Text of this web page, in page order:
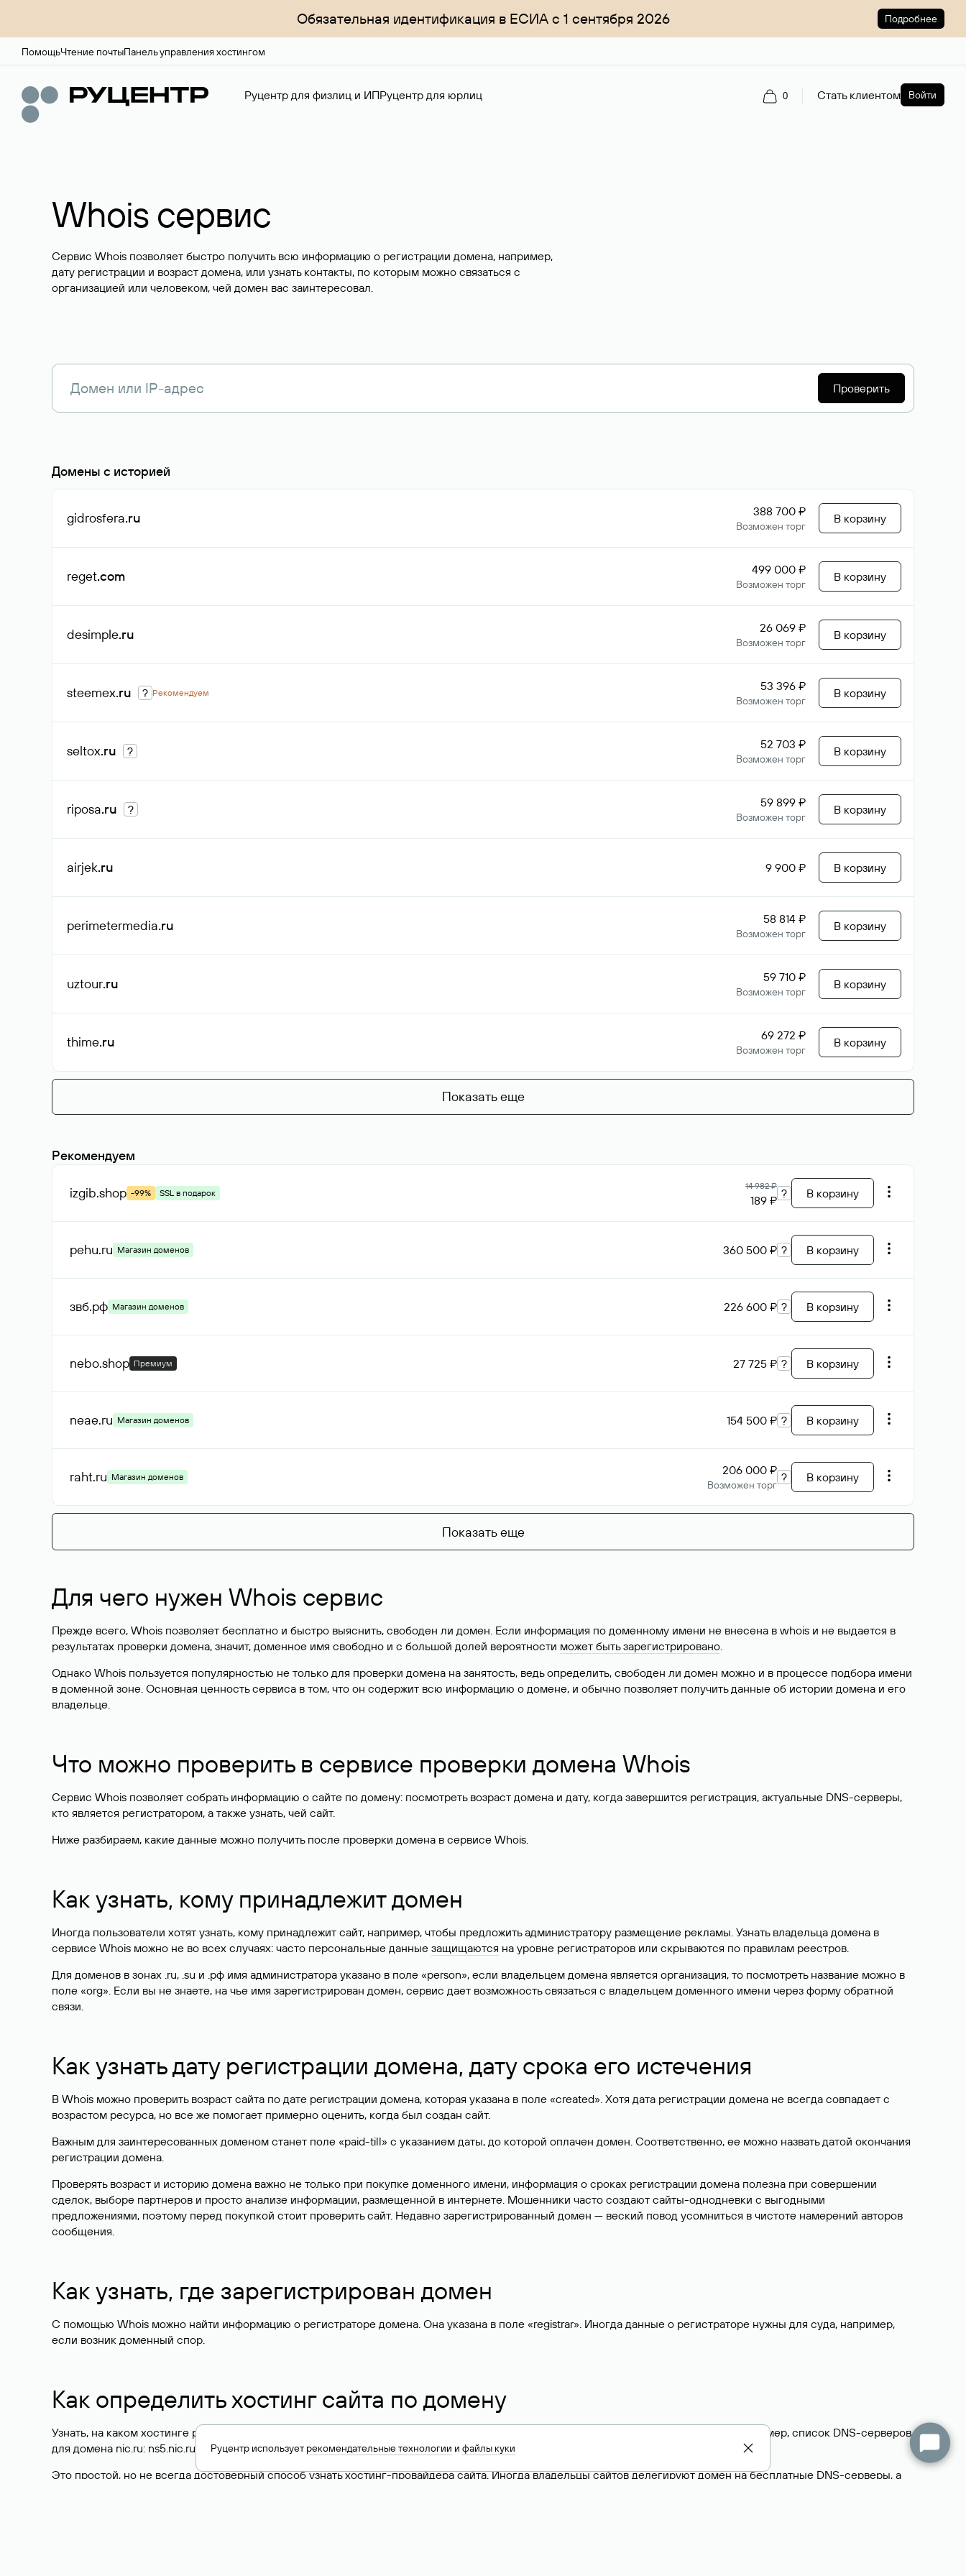
Обязательная идентификация в ЕСИА с 1 сентября 2026 Подробнее
ПомощьЧтение почтыПанель управления хостингом
Руцентр для физлиц и ИПРуцентр для юрлиц 0 Стать клиентом Войти
Whois сервис
Сервис Whois позволяет быстро получить всю информацию о регистрации домена, например,
дату регистрации и возраст домена, или узнать контакты, по которым можно связаться с
организацией или человеком, чей домен вас заинтересовал.
Проверить
Домены с историей
gidrosfera.ru 388 700 ₽
Возможен торг
В корзину
reget.com 499 000 ₽
Возможен торг
В корзину
desimple.ru 26 069 ₽
Возможен торг
В корзину
steemex.ru ? Рекомендуем 53 396 ₽
Возможен торг
В корзину
seltox.ru ? 52 703 ₽
Возможен торг
В корзину
riposa.ru ? 59 899 ₽
Возможен торг
В корзину
airjek.ru 9 900 ₽ В корзину
perimetermedia.ru 58 814 ₽
Возможен торг
В корзину
uztour.ru 59 710 ₽
Возможен торг
В корзину
thime.ru 69 272 ₽
Возможен торг
В корзину
Показать еще
Рекомендуем
izgib.shop -99% SSL в подарок
14 982 ₽
189 ₽ ? В корзину
pehu.ru Магазин доменов 360 500 ₽ ? В корзину
звб.рф Магазин доменов 226 600 ₽ ? В корзину
nebo.shop Премиум 27 725 ₽ ? В корзину
neae.ru Магазин доменов 154 500 ₽ ? В корзину
raht.ru Магазин доменов 206 000 ₽
Возможен торг
? В корзину
Показать еще
Для чего нужен Whois сервис
Прежде всего, Whois позволяет бесплатно и быстро выяснить, свободен ли домен. Если информация по доменному имени не внесена в whois и не выдается в
результатах проверки домена, значит, доменное имя свободно и с большой долей вероятности может быть зарегистрировано.
Однако Whois пользуется популярностью не только для проверки домена на занятость, ведь определить, свободен ли домен можно и в процессе подбора имени
в доменной зоне. Основная ценность сервиса в том, что он содержит всю информацию о домене, и обычно позволяет получить данные об истории домена и его
владельце.
Что можно проверить в сервисе проверки домена Whois
Сервис Whois позволяет собрать информацию о сайте по домену: посмотреть возраст домена и дату, когда завершится регистрация, актуальные DNS-серверы,
кто является регистратором, а также узнать, чей сайт.
Ниже разбираем, какие данные можно получить после проверки домена в сервисе Whois.
Как узнать, кому принадлежит домен
Иногда пользователи хотят узнать, кому принадлежит сайт, например, чтобы предложить администратору размещение рекламы. Узнать владельца домена в
сервисе Whois можно не во всех случаях: часто персональные данные защищаются на уровне регистраторов или скрываются по правилам реестров.
Для доменов в зонах .ru, .su и .рф имя администратора указано в поле «person», если владельцем домена является организация, то посмотреть название можно в
поле «org». Если вы не знаете, на чье имя зарегистрирован домен, сервис дает возможность связаться с владельцем доменного имени через форму обратной
связи.
Как узнать дату регистрации домена, дату срока его истечения
В Whois можно проверить возраст сайта по дате регистрации домена, которая указана в поле «created». Хотя дата регистрации домена не всегда совпадает с
возрастом ресурса, но все же помогает примерно оценить, когда был создан сайт.
Важным для заинтересованных доменом станет поле «paid-till» с указанием даты, до которой оплачен домен. Соответственно, ее можно назвать датой окончания
регистрации домена.
Проверять возраст и историю домена важно не только при покупке доменного имени, информация о сроках регистрации домена полезна при совершении
сделок, выборе партнеров и просто анализе информации, размещенной в интернете. Мошенники часто создают сайты-однодневки с выгодными
предложениями, поэтому перед покупкой стоит проверить сайт. Недавно зарегистрированный домен — веский повод усомниться в чистоте намерений авторов
сообщения.
Как узнать, где зарегистрирован домен
С помощью Whois можно найти информацию о регистраторе домена. Она указана в поле «registrar». Иногда данные о регистраторе нужны для суда, например,
если возник доменный спор.
Как определить хостинг сайта по домену
Узнать, на каком хостинге размещен сайт, можно по полю «nserver», где указан список DNS-серверов, поддерживающих домен. Например, список DNS-серверов
для домена nic.ru: ns5.nic.ru, ns6.nic.ru, ns9.nic.ru. Это значит, что сайт размещен нахостинге сайтов
Это простой, но не всегда достоверный способ узнать хостинг-провайдера сайта. Иногда владельцы сайтов делегируют домен на бесплатные DNS-серверы, а
Руцентр использует рекомендательные технологии и файлы куки